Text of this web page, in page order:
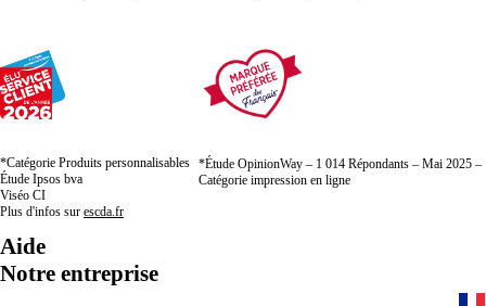
*Catégorie Produits personnalisables
Étude Ipsos bva
Viséo CI
Plus d'infos sur escda.fr
*Étude OpinionWay – 1 014 Répondants – Mai 2025 –
Catégorie impression en ligne
Aide
Notre entreprise